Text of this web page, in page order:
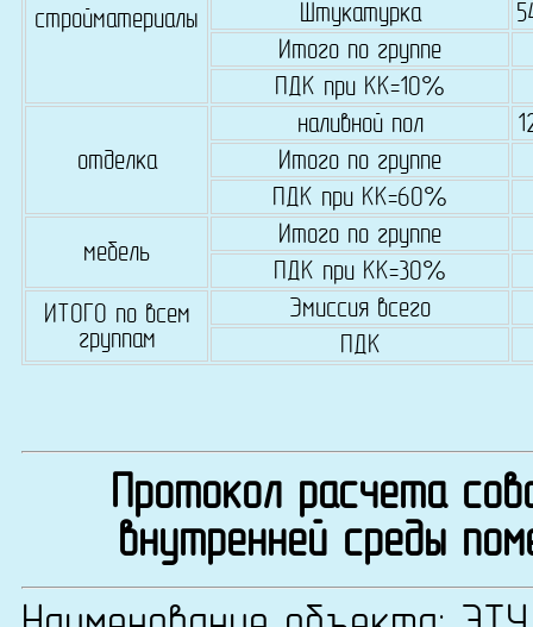
стройматериалы
Штукатурка
Итого по группе
ПДК при КК=10%
отделка
наливной пол
Итого по группе
ПДК при КК=60%
мебель
Итого по группе
ПДК при КК=30%
ИТОГО по всем
группам
Эмиссия всего
ПДК
Протокол расчета
внутренней среды